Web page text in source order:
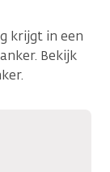
krijgt in een
Bekijk